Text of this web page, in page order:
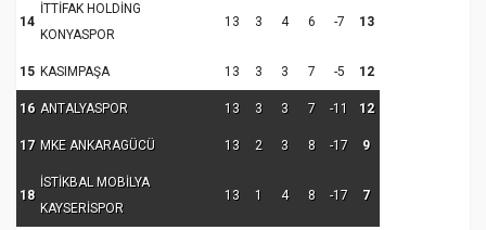
14
İTTİFAK HOLDİNG
KONYASPOR
13 3 4 6 -7 13
15 KASIMPAŞA 13 3 3 7 -5 12
16 ANTALYASPOR 13 3 3 7 -11 12
17 MKE ANKARAGÜCÜ 13 2 3 8 -17 9
18
İSTİKBAL MOBİLYA
KAYSERİSPOR
13 1 4 8 -17 7